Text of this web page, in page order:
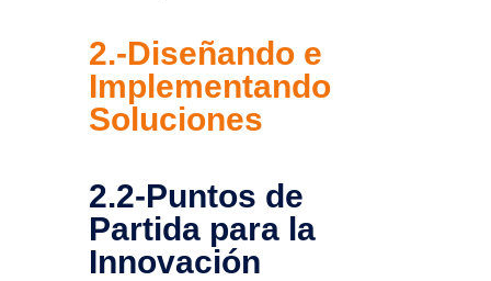
2.-Diseñando e
Implementando
Soluciones
2.2-Puntos de
Partida para la
Innovación